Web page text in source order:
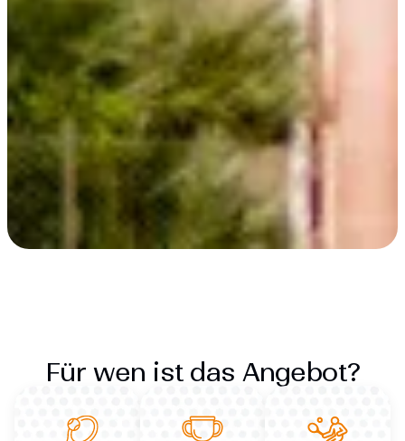
Für wen ist das Angebot?